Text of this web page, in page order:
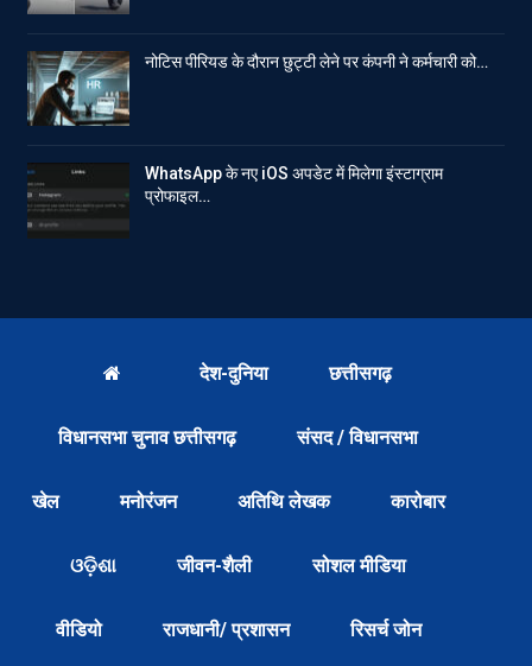
नोटिस पीरियड के दौरान छुट्टी लेने पर कंपनी ने कर्मचारी को…
WhatsApp के नए iOS अपडेट में मिलेगा इंस्टाग्राम
प्रोफाइल…
देश-दुनिया छत्तीसगढ़
विधानसभा चुनाव छत्तीसगढ़ संसद / विधानसभा
खेल मनोरंजन अतिथि लेखक कारोबार
ଓଡ଼ିଶା जीवन-शैली सोशल मीडिया
वीडियो राजधानी/ प्रशासन रिसर्च जोन